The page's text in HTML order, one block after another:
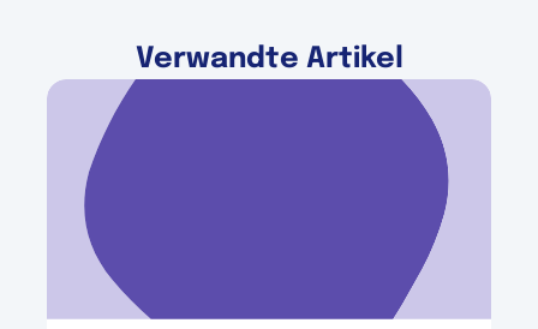
Verwandte Artikel